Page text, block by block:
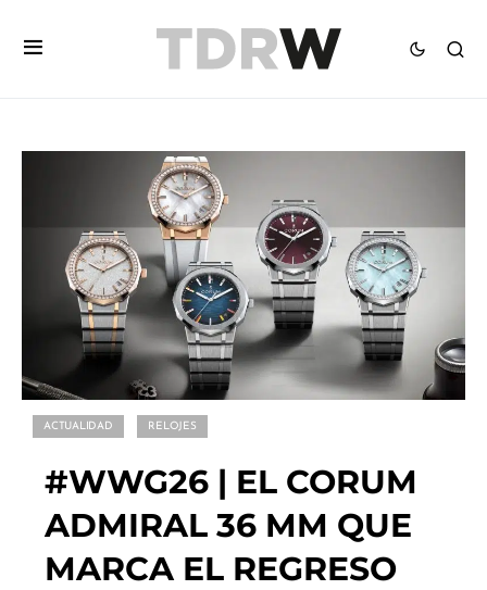
ACTUALIDAD RELOJES
#WWG26 | EL CORUM
ADMIRAL 36 MM QUE
MARCA EL REGRESO